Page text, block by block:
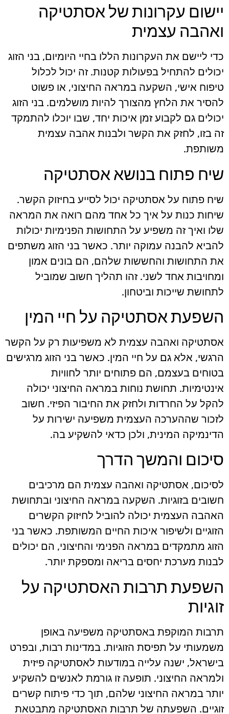
יישום עקרונות של אסתטיקה
ואהבה עצמית
כדי ליישם את העקרונות הללו בחיי היומיום, בני הזוג
יכולים להתחיל בפעולות קטנות. זה יכול לכלול
טיפוח אישי, השקעה במראה החיצוני, או פשוט
להסיר את הלחץ מהצורך להיות מושלמים. בני הזוג
יכולים גם לקבוע זמן איכות יחד, שבו יוכלו להתמקד
זה בזו, לחזק את הקשר ולבנות אהבה עצמית
משותפת.
שיח פתוח בנושא אסתטיקה
שיח פתוח על אסתטיקה יכול לסייע בחיזוק הקשר.
שיחות כנות על איך כל אחד מהם רואה את המראה
שלו ואיך זה משפיע על התחושות הפנימיות יכולות
להביא להבנה עמוקה יותר. כאשר בני הזוג משתפים
את התחושות והחששות שלהם, הם בונים אמון
ומחויבות אחד לשני. זהו תהליך חשוב שמוביל
לתחושת שייכות וביטחון.
השפעת אסתטיקה על חיי המין
אסתטיקה ואהבה עצמית לא משפיעות רק על הקשר
הרגשי, אלא גם על חיי המין. כאשר בני הזוג מרגישים
בטוחים בעצמם, הם פתוחים יותר לחוויות
אינטימיות. תחושת נוחות במראה החיצוני יכולה
להקל על החרדות ולחזק את החיבור הפיזי. חשוב
לזכור שההערכה העצמית משפיעה ישירות על
הדינמיקה המינית, ולכן כדאי להשקיע בה.
סיכום והמשך הדרך
לסיכום, אסתטיקה ואהבה עצמית הם מרכיבים
חשובים בזוגיות. השקעה במראה החיצוני ובתחושת
האהבה העצמית יכולה להוביל לחיזוק הקשרים
הזוגיים ולשיפור איכות החיים המשותפת. כאשר בני
הזוג מתמקדים במראה הפנימי והחיצוני, הם יכולים
לבנות מערכת יחסים בריאה ומספקת יותר.
השפעת תרבות האסתטיקה על
זוגיות
תרבות המוקפת באסתטיקה משפיעה באופן
משמעותי על תפיסת הזוגיות. במדינות רבות, ובפרט
בישראל, ישנה עלייה במודעות לאסתטיקה פיזית
ולמראה החיצוני. תופעה זו גורמת לאנשים להשקיע
יותר במראה החיצוני שלהם, תוך כדי פיתוח קשרים
זוגיים. השפעתה של תרבות האסתטיקה מתבטאת